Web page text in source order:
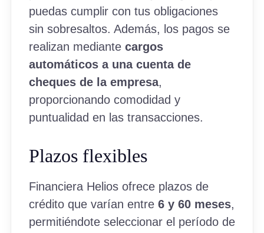
puedas cumplir con tus obligaciones
sin sobresaltos. Además, los pagos se
realizan mediante cargos
automáticos a una cuenta de
cheques de la empresa,
proporcionando comodidad y
puntualidad en las transacciones.
Plazos flexibles
Financiera Helios ofrece plazos de
crédito que varían entre 6 y 60 meses,
permitiéndote seleccionar el período de